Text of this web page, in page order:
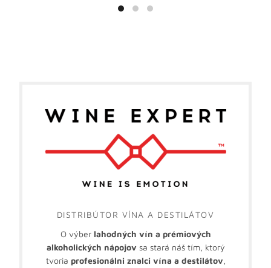
DISTRIBÚTOR VÍNA A DESTILÁTOV
O výber lahodných vín a prémiových
alkoholických nápojov sa stará náš tím, ktorý
tvoria profesionálni znalci vína a destilátov,